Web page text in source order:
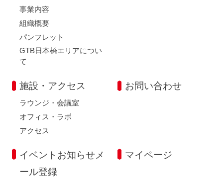
事業内容
組織概要
パンフレット
GTB日本橋エリアについ
て
施設・アクセス
ラウンジ・会議室
オフィス・ラボ
アクセス
お問い合わせ
イベントお知らせメ
ール登録
マイページ